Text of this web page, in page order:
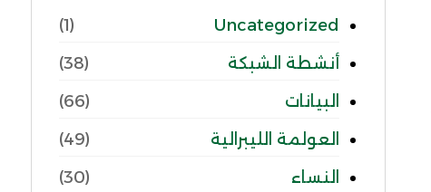
Uncategorized
(1)
أنشطة الشبكة
(38)
البيانات
(66)
العولمة الليبرالية
(49)
النساء
(30)